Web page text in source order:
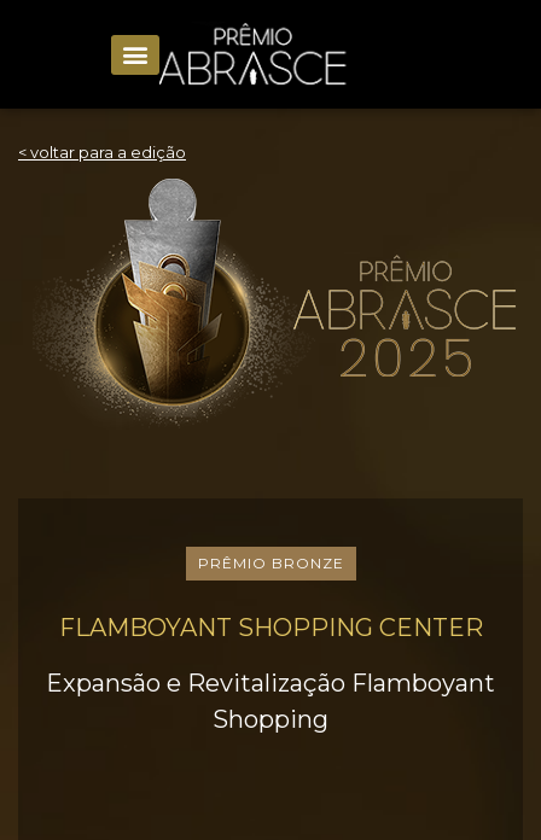
< voltar para a edição
PRÊMIO BRONZE
FLAMBOYANT SHOPPING CENTER
Expansão e Revitalização Flamboyant
Shopping